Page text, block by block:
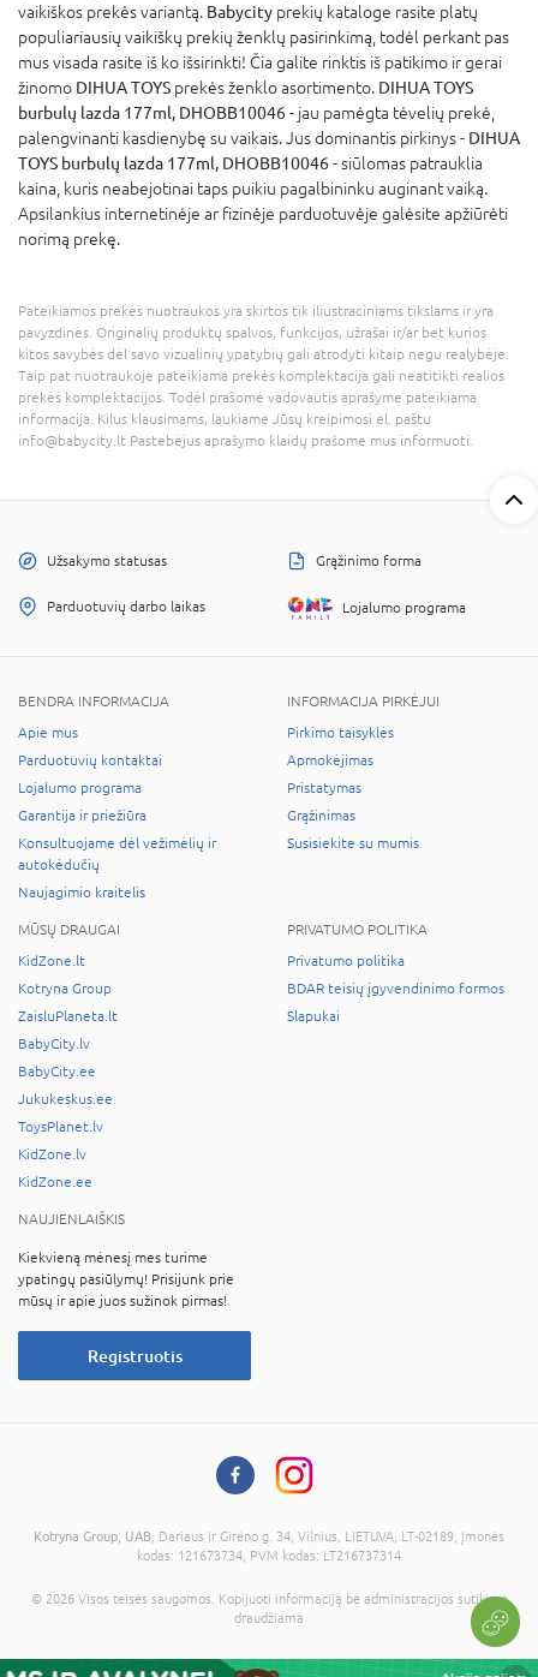
vaikiškos prekės variantą. Babycity prekių kataloge rasite platų
populiariausių vaikiškų prekių ženklų pasirinkimą, todėl perkant pas
mus visada rasite iš ko išsirinkti! Čia galite rinktis iš patikimo ir gerai
žinomo DIHUA TOYS prekės ženklo asortimento. DIHUA TOYS
burbulų lazda 177ml, DHOBB10046- jau pamėgta tėvelių prekė,
palengvinanti kasdienybę su vaikais. Jus dominantis pirkinys - DIHUA
TOYS burbulų lazda 177ml, DHOBB10046- siūlomas patrauklia
kaina, kuris neabejotinai taps puikiu pagalbininku auginant vaiką.
Apsilankius internetinėje ar fizinėje parduotuvėje galėsite apžiūrėti
norimą prekę.
Pateikiamos prekės nuotraukos yra skirtos tik iliustraciniams tikslams ir yra
pavyzdinės. Originalių produktų spalvos, funkcijos, užrašai ir/ar bet kurios
kitos savybės dėl savo vizualinių ypatybių gali atrodyti kitaip negu realybėje.
Taip pat nuotraukoje pateikiama prekės komplektacija gali neatitikti realios
prekės komplektacijos. Todėl prašome vadovautis aprašyme pateikiama
informacija. Kilus klausimams, laukiame Jūsų kreipimosi el. paštu
info@babycity.lt Pastebėjus aprašymo klaidų prašome mus informuoti.
Užsakymo statusas Grąžinimo forma
Parduotuvių darbo laikas Lojalumo programa
BENDRA INFORMACIJA
Apie mus
Parduotuvių kontaktai
Lojalumo programa
Garantija ir priežiūra
Konsultuojame dėl vežimėlių ir
autokėdučių
Naujagimio kraitelis
INFORMACIJA PIRKĖJUI
Pirkimo taisyklės
Apmokėjimas
Pristatymas
Grąžinimas
Susisiekite su mumis
MŪSŲ DRAUGAI
KidZone.lt
Kotryna Group
ZaisluPlaneta.lt
BabyCity.lv
BabyCity.ee
Jukukeskus.ee
ToysPlanet.lv
KidZone.lv
KidZone.ee
PRIVATUMO POLITIKA
Privatumo politika
BDAR teisių įgyvendinimo formos
Slapukai
NAUJIENLAIŠKIS
Kiekvieną mėnesį mes turime
ypatingų pasiūlymų! Prisijunk prie
mūsų ir apie juos sužinok pirmas!
Registruotis
Kotryna Group, UAB , Dariaus ir Girėno g. 34, Vilnius, LIETUVA, LT-02189, Įmonės
kodas: 121673734, PVM kodas: LT216737314
© 2026 Visos teisės saugomos. Kopijuoti informaciją be administracijos sutikimo
draudžiama